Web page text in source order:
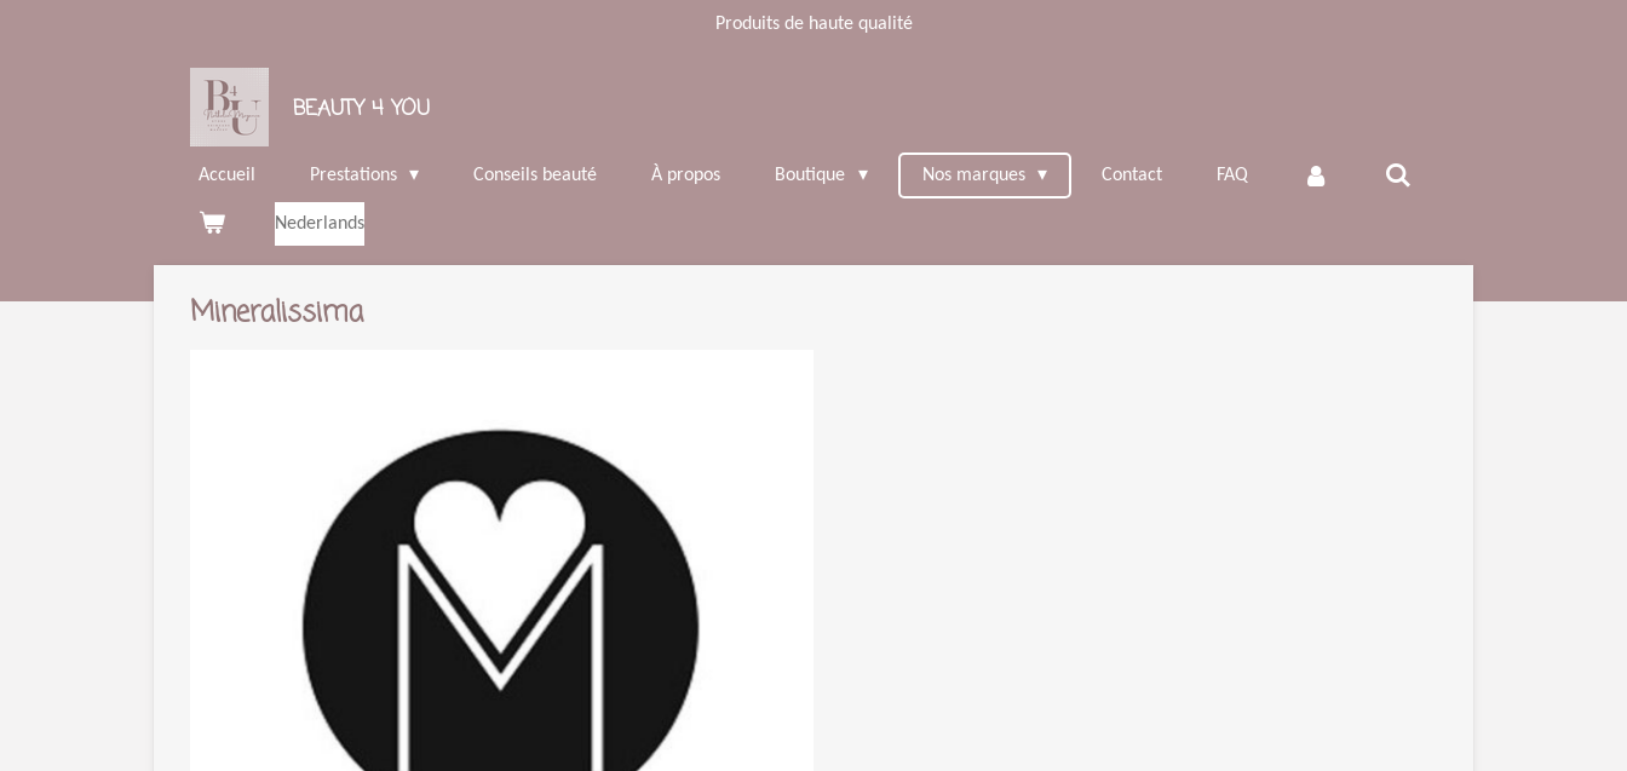
Produits de haute qualité
BEAUTY 4 YOU
Accueil Prestations Conseils beauté À propos Boutique Nos marques Contact FAQ
Nederlands
Mineralissima